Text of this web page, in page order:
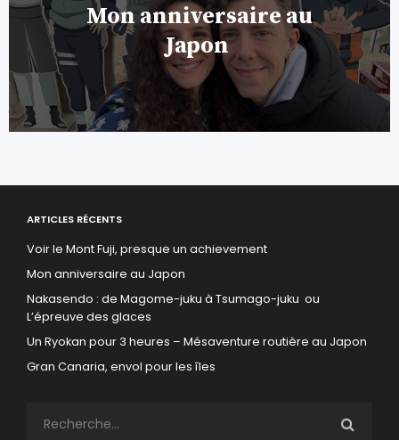
Mon anniversaire au
Japon
ARTICLES RÉCENTS
Voir le Mont Fuji, presque un achievement
Mon anniversaire au Japon
Nakasendo : de Magome-juku à Tsumago-juku ou
L’épreuve des glaces
Un Ryokan pour 3 heures – Mésaventure routière au Japon
Gran Canaria, envol pour les îles